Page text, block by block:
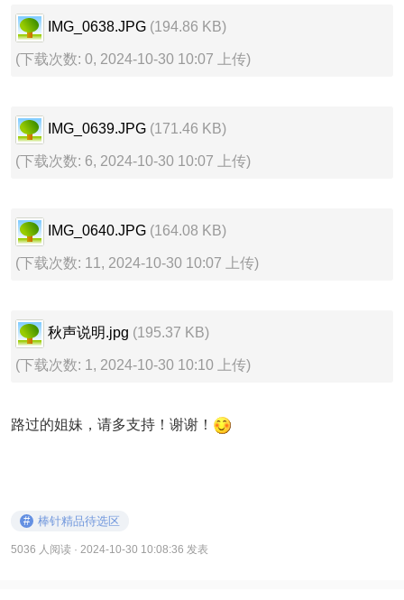
IMG_0638.JPG (194.86 KB)
(下载次数: 0, 2024-10-30 10:07 上传)
IMG_0639.JPG (171.46 KB)
(下载次数: 6, 2024-10-30 10:07 上传)
IMG_0640.JPG (164.08 KB)
(下载次数: 11, 2024-10-30 10:07 上传)
秋声说明.jpg (195.37 KB)
(下载次数: 1, 2024-10-30 10:10 上传)
路过的姐妹，请多支持！谢谢！
# 棒针精品待选区
5036 人阅读 · 2024-10-30 10:08:36 发表